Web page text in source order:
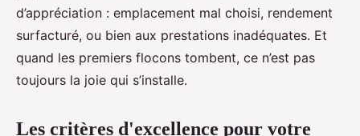
d’appréciation : emplacement mal choisi, rendement
surfacturé, ou bien aux prestations inadéquates. Et
quand les premiers flocons tombent, ce n’est pas
toujours la joie qui s’installe.
Les critères d'excellence pour votre